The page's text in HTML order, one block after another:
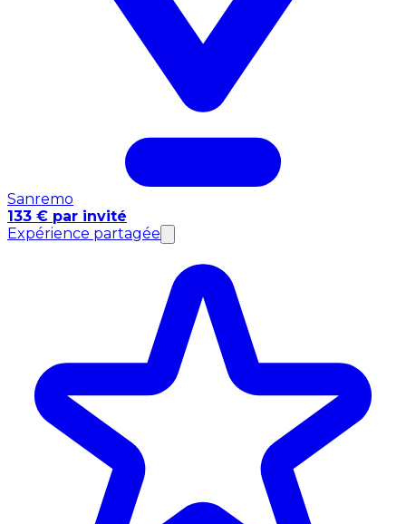
Sanremo
133 € par invité
Expérience partagée